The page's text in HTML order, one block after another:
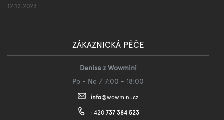
12.12.2023
ZÁKAZNICKÁ PÉČE
Denisa z Wowmini
Po - Ne / 7:00 - 18:00
info@wowmini.cz
+420 737 384 523